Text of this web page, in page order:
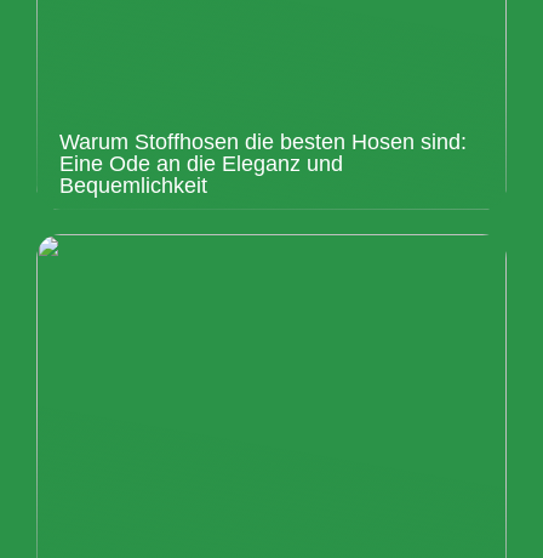
Warum Stoffhosen die besten Hosen sind:
Eine Ode an die Eleganz und
Bequemlichkeit